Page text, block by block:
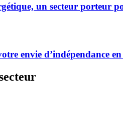
un secteur porteur
envie d’indépendance